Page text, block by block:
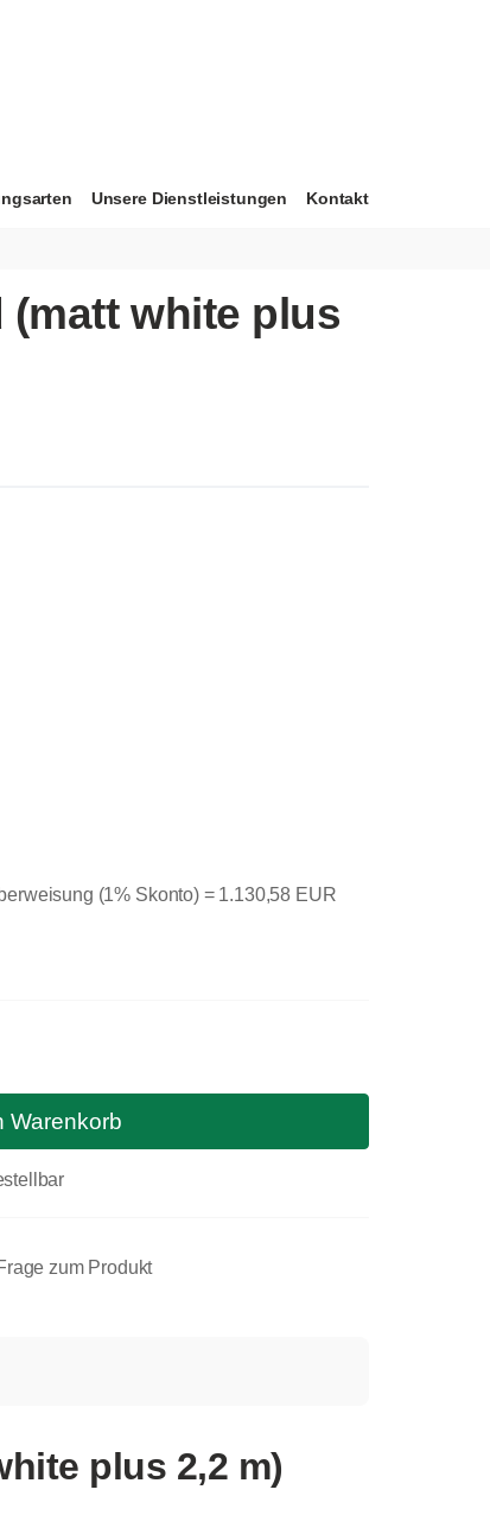
Unsere Dienstleistungen Kontakt
(matt white plus
(1% Skonto) = 1.130,58 EUR
Warenkorb
plus 2,2 m)